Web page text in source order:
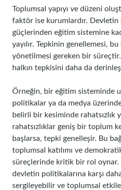
Toplumsal yapıyı ve düzeni
faktör ise kurumlardır. Devletin
güçlerinden eğitim sistemine
yayılır. Tepkinin genellemesi,
yönetilmesi gereken bir
halkın tepkisini daha da
Örneğin, bir eğitim sisteminde
politikalar ya da medya
belirli bir kesiminde rahatsızlık
rahatsızlıklar geniş bir toplum
başlarsa, tepki genelleşir. Bu
toplumsal katılımı ve
süreçlerinde kritik bir rol oynar.
devletin politikalarına karşı
sergileyebilir ve toplumsal